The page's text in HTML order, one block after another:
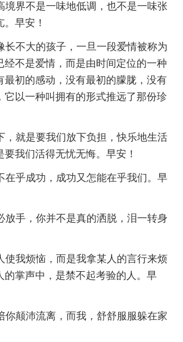
境界不是一味地低调，也不是一味张
早安！
长不大的孩子，一旦一段爱情被称为
经不是爱情，而是由时间定位的一种
最初的感动，没有最初的朦胧，没有
它以一种叫拥有的形式推远了那份珍
，就是要我们放下负担，快乐地生活
我们活得无忧无悔。早安！
在乎成功，成功又怎能在乎我们。早
放手，你并不是真的洒脱，泪一转身
使我烦恼，而是我拿某人的言行来烦
的掌声中，是禁不起考验的人。早
你颠沛流离，而我，舒舒服服躲在家